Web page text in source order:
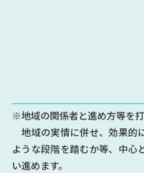
※地域の関係者と進め方等を打
地域の実情に併せ、効果的
ような段階を踏むか等、中心
い進めます。